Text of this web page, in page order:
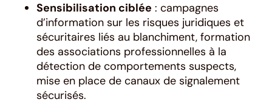
Sensibilisation ciblée : campagnes
d’information sur les risques juridiques et
sécuritaires liés au blanchiment, formation
des associations professionnelles à la
détection de comportements suspects,
mise en place de canaux de signalement
sécurisés.